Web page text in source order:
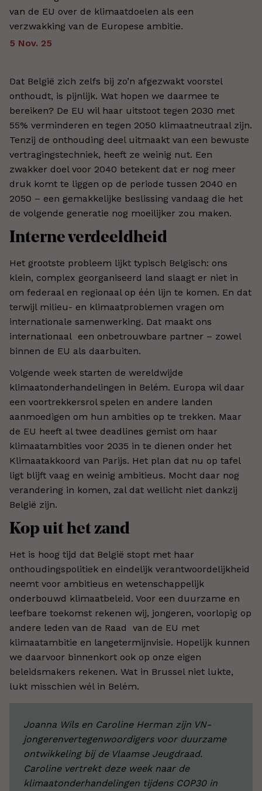
van de EU over de klimaatdoelen als een
verzwakking van de Europese ambitie.
5 Nov. 25
Dat België zich zelfs bij zo’n afgezwakt voorstel
onthoudt, is pijnlijk. Wat hopen we daarmee te
bereiken? De EU wil haar uitstoot tegen 2030 met
55% verminderen en tegen 2050 klimaatneutraal zijn.
Tenzij de onthouding deel uitmaakt van een bewuste
vertragingstechniek, heeft ze weinig nut. Een
zwakker doel voor 2040 betekent dat er nog meer
druk komt te liggen op de periode tussen 2040 en
2050 – een gemakkelijke beslissing vandaag die het
de volgende generatie nog moeilijker zou maken.
Interne verdeeldheid
Het grootste probleem lijkt typisch Belgisch: ons
klein, complex georganiseerd land slaagt er niet in
om federaal en regionaal op één lijn te komen. En dat
terwijl milieu- en klimaatproblemen vragen om
internationale samenwerking. Dat maakt ons
internationaal een onbetrouwbare partner – zowel
binnen de EU als daarbuiten.
Volgende week starten de wereldwijde
klimaatonderhandelingen in Belém. Europa wil daar
een voortrekkersrol spelen en andere landen
aanmoedigen om hun ambities op te trekken. Maar
de EU heeft al twee deadlines gemist om haar
klimaatambities voor 2035 in te dienen onder het
Klimaatakkoord van Parijs. Het plan dat nu op tafel
ligt blijft vaag en weinig ambitieus. Mocht daar nog
verandering in komen, zal dat wellicht niet dankzij
België zijn.
Kop uit het zand
Het is hoog tijd dat België stopt met haar
onthoudingspolitiek en eindelijk verantwoordelijkheid
neemt voor ambitieus en wetenschappelijk
onderbouwd klimaatbeleid. Voor een duurzame en
leefbare toekomst rekenen wij, jongeren, voorlopig op
andere leden van de Raad van de EU met
klimaatambitie en langetermijnvisie. Hopelijk kunnen
we daarvoor binnenkort ook op onze eigen
beleidsmakers rekenen. Wat in Brussel niet lukte,
lukt misschien wél in Belém.
Joanna Wils en Caroline Herman zijn VN-
jongerenvertegenwoordigers voor duurzame
ontwikkeling bij de Vlaamse Jeugdraad.
Caroline vertrekt deze week naar de
klimaatonderhandelingen tijdens COP30 in